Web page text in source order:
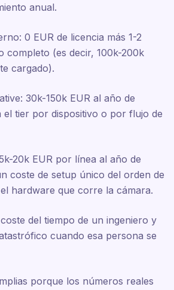
anual.
0 EUR de licencia más 1-2
completo (es decir, 100k-200k
cargado).
30k-150k EUR al año de
el tier por dispositivo o por flujo de
20k EUR por línea al año de
coste de setup único del orden de
hardware que corre la cámara.
del tiempo de un ingeniero y
cuando esa persona se
porque los números reales